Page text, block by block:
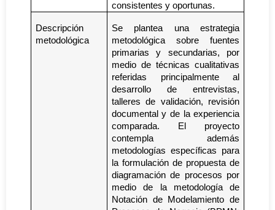
consistentes y oportunas.
Descripción
metodológica
Se plantea una estrategia
metodológica sobre fuentes
primarias y secundarias, por
medio de técnicas cualitativas
referidas principalmente al
desarrollo de entrevistas,
talleres de validación, revisión
documental y de la experiencia
comparada. El proyecto
contempla además
metodologías específicas para
la formulación de propuesta de
diagramación de procesos por
medio de la metodología de
Notación de Modelamiento de